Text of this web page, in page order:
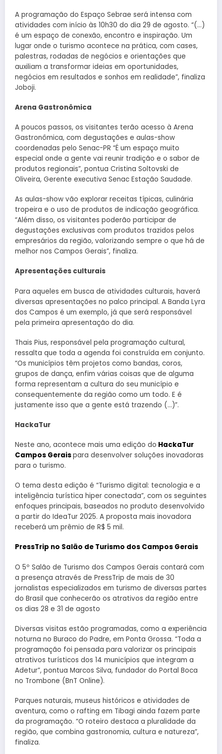
A programação do Espaço Sebrae será intensa com
atividades com início às 10h30 do dia 29 de agosto. “(…)
é um espaço de conexão, encontro e inspiração. Um
lugar onde o turismo acontece na prática, com cases,
palestras, rodadas de negócios e orientações que
auxiliam a transformar ideias em oportunidades,
negócios em resultados e sonhos em realidade”, finaliza
Joboji.
Arena Gastronômica
A poucos passos, os visitantes terão acesso à Arena
Gastronômica, com degustações e aulas-show
coordenadas pelo Senac-PR “É um espaço muito
especial onde a gente vai reunir tradição e o sabor de
produtos regionais”, pontua Cristina Soltovski de
Oliveira, Gerente executiva Senac Estação Saudade.
As aulas-show vão explorar receitas típicas, culinária
tropeira e o uso de produtos de indicação geográfica.
“Além disso, os visitantes poderão participar de
degustações exclusivas com produtos trazidos pelos
empresários da região, valorizando sempre o que há de
melhor nos Campos Gerais”, finaliza.
Apresentações culturais
Para aqueles em busca de atividades culturais, haverá
diversas apresentações no palco principal. A Banda Lyra
dos Campos é um exemplo, já que será responsável
pela primeira apresentação do dia.
Thais Pius, responsável pela programação cultural,
ressalta que toda a agenda foi construída em conjunto.
“Os municípios têm projetos como bandas, coros,
grupos de dança, enfim várias coisas que de alguma
forma representam a cultura do seu município e
consequentemente da região como um todo. E é
justamente isso que a gente está trazendo (…)”.
HackaTur
Neste ano, acontece mais uma edição do HackaTur
Campos Geraispara desenvolver soluções inovadoras
para o turismo.
O tema desta edição é “Turismo digital: tecnologia e a
inteligência turística hiper conectada”, com os seguintes
enfoques principais, baseados no produto desenvolvido
a partir do IdeaTur 2025. A proposta mais inovadora
receberá um prêmio de R$ 5 mil.
PressTrip no Salão de Turismo dos Campos Gerais
O 5º Salão de Turismo dos Campos Gerais contará com
a presença através de PressTrip de mais de 30
jornalistas especializados em turismo de diversas partes
do Brasil que conhecerão os atrativos da região entre
os dias 28 e 31 de agosto
Diversas visitas estão programadas, como a experiência
noturna no Buraco do Padre, em Ponta Grossa. “Toda a
programação foi pensada para valorizar os principais
atrativos turísticos dos 14 municípios que integram a
Adetur”, pontua Marcos Silva, fundador do Portal Boca
no Trombone (BnT Online).
Parques naturais, museus históricos e atividades de
aventura, como o rafting em Tibagi ainda fazem parte
da programação. “O roteiro destaca a pluralidade da
região, que combina gastronomia, cultura e natureza”,
finaliza.